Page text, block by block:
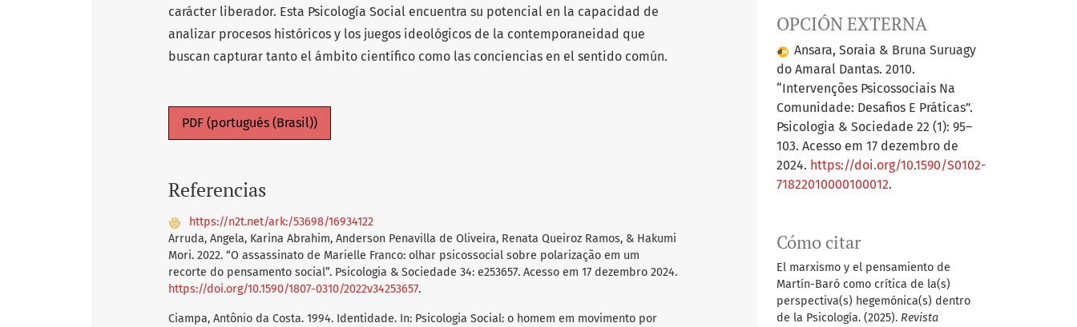
OPCIÓN EXTERNA
Ansara, Soraia & Bruna Suruagy
do Amaral Dantas. 2010.
“Intervenções Psicossociais Na
Comunidade: Desafios E Práticas”.
Psicologia & Sociedade 22 (1): 95–
103. Acesso em 17 dezembro de
2024. https://doi.org/10.1590/S0102-
71822010000100012.
Cómo citar
El marxismo y el pensamiento de
Martín-Baró como crítica de la(s)
perspectiva(s) hegemónica(s) dentro
de la Psicología. (2025). Revista
carácter liberador. Esta Psicología Social encuentra su potencial en la capacidad de
analizar procesos históricos y los juegos ideológicos de la contemporaneidad que
buscan capturar tanto el ámbito científico como las conciencias en el sentido común.
PDF (portugués (Brasil))
Referencias
https://n2t.net/ark:/53698/16934122
Arruda, Angela, Karina Abrahim, Anderson Penavilla de Oliveira, Renata Queiroz Ramos, & Hakumi
Mori. 2022. “O assassinato de Marielle Franco: olhar psicossocial sobre polarização em um
recorte do pensamento social”. Psicologia & Sociedade 34: e253657. Acesso em 17 dezembro 2024.
https://doi.org/10.1590/1807-0310/2022v34253657.
Ciampa, Antônio da Costa. 1994. Identidade. In: Psicologia Social: o homem em movimento por